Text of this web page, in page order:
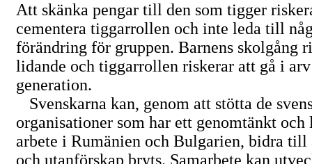
Att skänka pengar till den som tigger
cementera tiggarrollen och inte leda till
förändring för gruppen. Barnens skolgång
lidande och tiggarrollen riskerar att gå i
generation.
Svenskarna kan, genom att stötta de
organisationer som har ett genomtänkt
arbete i Rumänien och Bulgarien, bidra
och utanförskap bryts. Samarbete kan